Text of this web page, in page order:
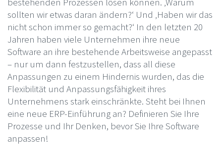
sollten wir etwas daran ändern?‘ Und ‚Haben wir das
nicht schon immer so gemacht?‘ In den letzten 20
Jahren haben viele Unternehmen ihre neue
Software an ihre bestehende Arbeitsweise angepasst
– nur um dann festzustellen, dass all diese
Anpassungen zu einem Hindernis wurden, das die
Flexibilität und Anpassungsfähigkeit ihres
Unternehmens stark einschränkte. Steht bei Ihnen
eine neue ERP-Einführung an? Definieren Sie Ihre
Prozesse und Ihr Denken, bevor Sie Ihre Software
anpassen!